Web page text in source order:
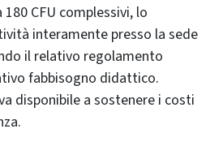
CFU complessivi, lo
interamente presso la sede
il relativo regolamento
fabbisogno didattico.
disponibile a sostenere i costi